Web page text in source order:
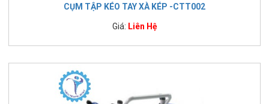
CỤM TẬP KÉO TAY XÀ KÉP -CTT002
Giá: Liên Hệ